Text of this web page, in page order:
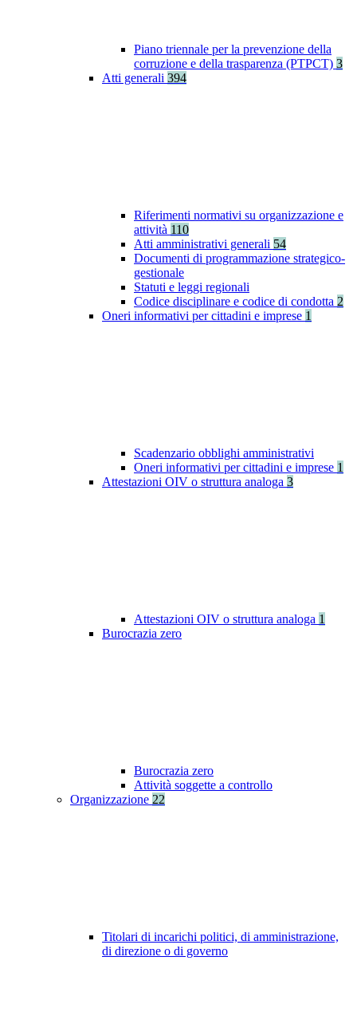
Piano triennale per la prevenzione della
corruzione e della trasparenza (PTPCT) 3
Atti generali 394
Riferimenti normativi su organizzazione e
attività 110
Atti amministrativi generali 54
Documenti di programmazione strategico-
gestionale
Statuti e leggi regionali
Codice disciplinare e codice di condotta 2
Oneri informativi per cittadini e imprese 1
Scadenzario obblighi amministrativi
Oneri informativi per cittadini e imprese 1
Attestazioni OIV o struttura analoga 3
Attestazioni OIV o struttura analoga 1
Burocrazia zero
Burocrazia zero
Attività soggette a controllo
Organizzazione 22
Titolari di incarichi politici, di amministrazione,
di direzione o di governo